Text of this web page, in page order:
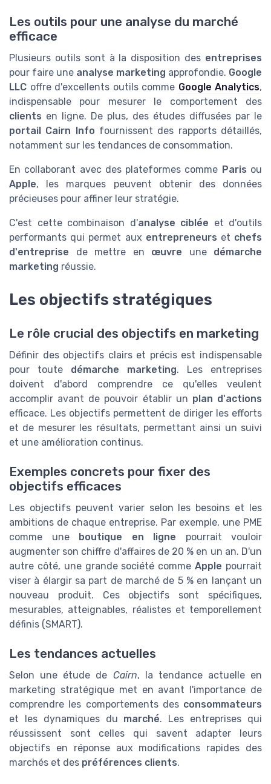
Les outils pour une analyse du marché
efficace
Plusieurs outils sont à la disposition des entreprises
pour faire une analyse marketing approfondie. Google
LLC offre d'excellents outils comme Google Analytics,
indispensable pour mesurer le comportement des
clients en ligne. De plus, des études diffusées par le
portail Cairn Info fournissent des rapports détaillés,
notamment sur les tendances de consommation.
En collaborant avec des plateformes comme Paris ou
Apple, les marques peuvent obtenir des données
précieuses pour affiner leur stratégie.
C'est cette combinaison d'analyse ciblée et d'outils
performants qui permet aux entrepreneurs et chefs
d'entreprise de mettre en œuvre une démarche
marketing réussie.
Les objectifs stratégiques
Le rôle crucial des objectifs en marketing
Définir des objectifs clairs et précis est indispensable
pour toute démarche marketing. Les entreprises
doivent d'abord comprendre ce qu'elles veulent
accomplir avant de pouvoir établir un plan d'actions
efficace. Les objectifs permettent de diriger les efforts
et de mesurer les résultats, permettant ainsi un suivi
et une amélioration continus.
Exemples concrets pour fixer des
objectifs efficaces
Les objectifs peuvent varier selon les besoins et les
ambitions de chaque entreprise. Par exemple, une PME
comme une boutique en ligne pourrait vouloir
augmenter son chiffre d'affaires de 20 % en un an. D'un
autre côté, une grande société commeApple pourrait
viser à élargir sa part de marché de 5 % en lançant un
nouveau produit. Ces objectifs sont spécifiques,
mesurables, atteignables, réalistes et temporellement
définis (SMART).
Les tendances actuelles
Selon une étude de Cairn, la tendance actuelle en
marketing stratégique met en avant l'importance de
comprendre les comportements des consommateurs
et les dynamiques du marché. Les entreprises qui
réussissent sont celles qui savent adapter leurs
objectifs en réponse aux modifications rapides des
marchés et des préférences clients.